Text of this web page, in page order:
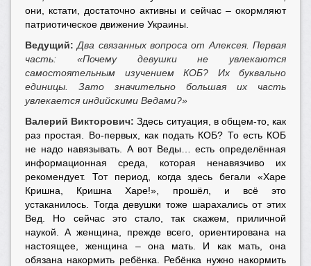
они, кстати, достаточно активны и сейчас – окормляют
патриотическое движение Украины.
Ведущий: Два связанных вопроса от Алексея. Первая
часть: «Почему девушки не увлекаются
самостоятельным изучением КОБ? Их буквально
единицы. Зато значительно большая их часть
увлекается индийскими Ведами?»
Валерий Викторович: Здесь ситуация, в общем-то, как
раз простая. Во-первых, как подать КОБ? То есть КОБ
не надо навязывать. А вот Веды… есть определённая
информационная среда, которая ненавязчиво их
рекомендует. Тот период, когда здесь бегали «Харе
Кришна, Кришна Харе!», прошёл, и всё это
устаканилось. Тогда девушки тоже шарахались от этих
Вед. Но сейчас это стало, так скажем, приличной
наукой. А женщина, прежде всего, ориентирована на
настоящее, женщина – она мать. И как мать, она
обязана накормить ребёнка. Ребёнка нужно накормить